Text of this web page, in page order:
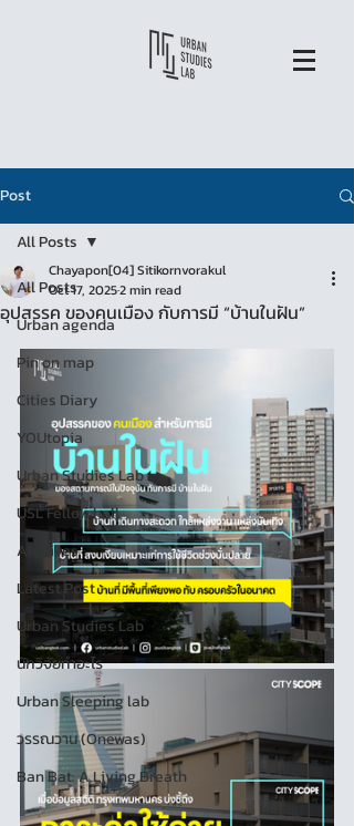
Post
All Posts
Urban agenda
Pin on map
Cities Diary
YOUtopia
Urban Studies Lab
USL Fellow hall
Archives
Latest Post
Urban Studies Lab
นักวิจัยทำอะไร
Urban Sleeping lab
วรรณวาน (Onewas)
Ban Bat: A Living Breath
All Posts
อุปสรรค ของคนเมือง กับการมี “บ้านในฝัน”
Chayapon[04] Sitikornvorakul
Oct 17, 20252 min read